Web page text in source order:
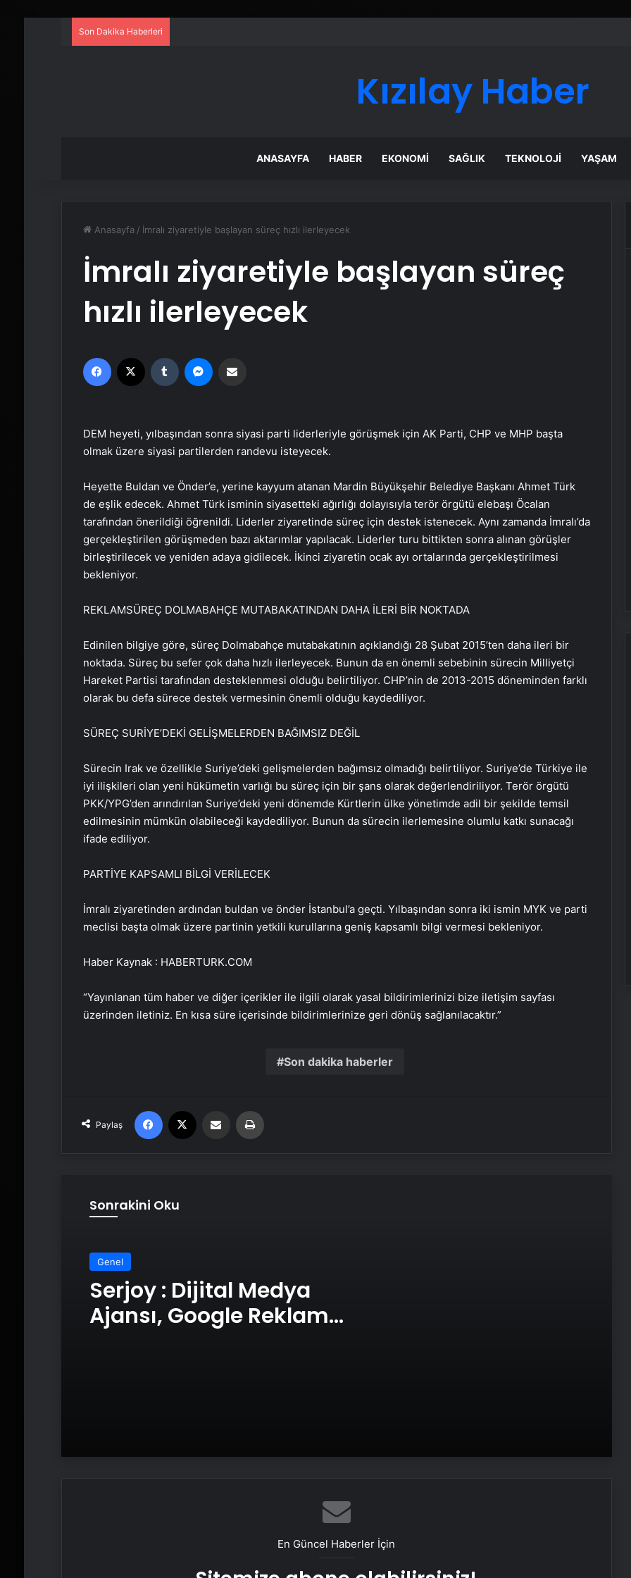
Son Dakika Haberleri
Kızılay Haber
ANASAYFA HABER EKONOMI SAĞLIK TEKNOLOJI YAŞAM
Anasayfa / İmralı ziyaretiyle başlayan süreç hızlı ilerleyecek
İmralı ziyaretiyle başlayan süreç
hızlı ilerleyecek
Facebook Tumblr
DEM heyeti, yılbaşından sonra siyasi parti liderleriyle görüşmek için AK Parti, CHP ve MHP başta
olmak üzere siyasi partilerden randevu isteyecek.
Heyette Buldan ve Önder’e, yerine kayyum atanan Mardin Büyükşehir Belediye Başkanı Ahmet Türk
de eşlik edecek. Ahmet Türk isminin siyasetteki ağırlığı dolayısıyla terör örgütü elebaşı Öcalan
tarafından önerildiği öğrenildi. Liderler ziyaretinde süreç için destek istenecek. Aynı zamanda İmralı’da
gerçekleştirilen görüşmeden bazı aktarımlar yapılacak. Liderler turu bittikten sonra alınan görüşler
birleştirilecek ve yeniden adaya gidilecek. İkinci ziyaretin ocak ayı ortalarında gerçekleştirilmesi
bekleniyor.
REKLAMSÜREÇ DOLMABAHÇE MUTABAKATINDAN DAHA İLERİ BİR NOKTADA
Edinilen bilgiye göre, süreç Dolmabahçe mutabakatının açıklandığı 28 Şubat 2015’ten daha ileri bir
noktada. Süreç bu sefer çok daha hızlı ilerleyecek. Bunun da en önemli sebebinin sürecin Milliyetçi
Hareket Partisi tarafından desteklenmesi olduğu belirtiliyor. CHP’nin de 2013-2015 döneminden farklı
olarak bu defa sürece destek vermesinin önemli olduğu kaydediliyor.
SÜREÇ SURİYE’DEKİ GELİŞMELERDEN BAĞIMSIZ DEĞİL
Sürecin Irak ve özellikle Suriye’deki gelişmelerden bağımsız olmadığı belirtiliyor. Suriye’de Türkiye ile
iyi ilişkileri olan yeni hükümetin varlığı bu süreç için bir şans olarak değerlendiriliyor. Terör örgütü
PKK/YPG’den arındırılan Suriye’deki yeni dönemde Kürtlerin ülke yönetimde adil bir şekilde temsil
edilmesinin mümkün olabileceği kaydediliyor. Bunun da sürecin ilerlemesine olumlu katkı sunacağı
ifade ediliyor.
PARTİYE KAPSAMLI BİLGİ VERİLECEK
İmralı ziyaretinden ardından buldan ve önder İstanbul’a geçti. Yılbaşından sonra iki ismin MYK ve parti
meclisi başta olmak üzere partinin yetkili kurullarına geniş kapsamlı bilgi vermesi bekleniyor.
Haber Kaynak : HABERTURK.COM
“Yayınlanan tüm haber ve diğer içerikler ile ilgili olarak yasal bildirimlerinizi bize iletişim sayfası
üzerinden iletiniz. En kısa süre içerisinde bildirimlerinize geri dönüş sağlanılacaktır.”
Son dakika haberler
Paylaş
Facebook Email'den paylaş
Sonrakini Oku
Genel
Serjoy : Dijital Medya
Ajansı, Google Reklam
DENİZKURDU-2025 Tatbikatı’nda tam
NATO Genel Sekreteri Rutte: Başkan
En Güncel Haberler İçin